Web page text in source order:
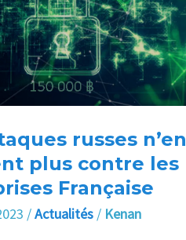
russes n’en
plus contre les
Française
/Actualités / Kenan